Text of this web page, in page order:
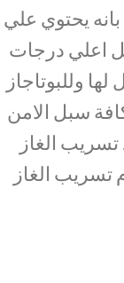
يحتوي علي
اعلي درجات
وللبوتاجاز
سبل الامن
الغاز
الغاز